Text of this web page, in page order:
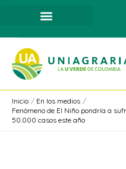
contenido
Inicio
En los medios
Fenómeno de El Niño pondría a
50.000 casos este año